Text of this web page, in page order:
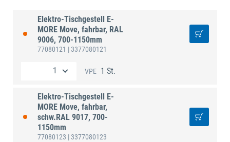
Elektro-Tischgestell E-
MORE Move, fahrbar, RAL
9006, 700-1150mm
77080121 | 3377080121
VPE 1 St.
Elektro-Tischgestell E-
MORE Move, fahrbar,
schw.RAL 9017, 700-
1150mm
77080123 | 3377080123